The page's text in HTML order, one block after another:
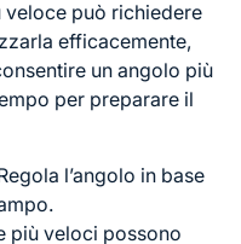
veloce può richiedere
efficacemente,
un angolo più
per preparare il
l’angolo in base
più veloci possono